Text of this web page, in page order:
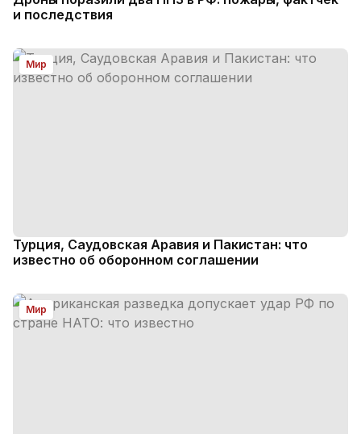
и последствия
Мир
Турция, Саудовская Аравия и Пакистан: что
известно об оборонном соглашении
Мир